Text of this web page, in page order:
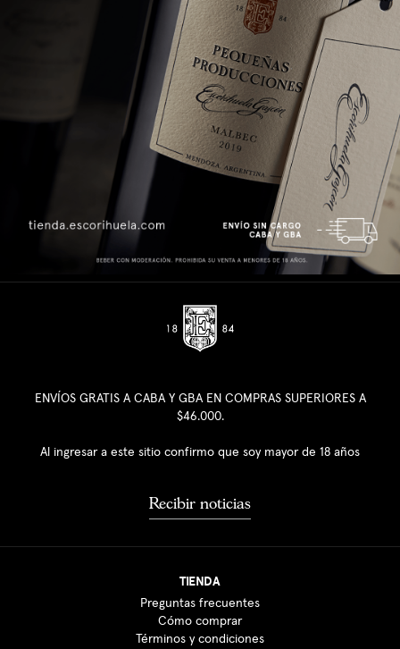
ENVÍOS GRATIS A CABA Y GBA EN COMPRAS SUPERIORES A
$46.000.
Al ingresar a este sitio confirmo que soy mayor de 18 años
Recibir noticias
TIENDA
Preguntas frecuentes
Cómo comprar
Términos y condiciones